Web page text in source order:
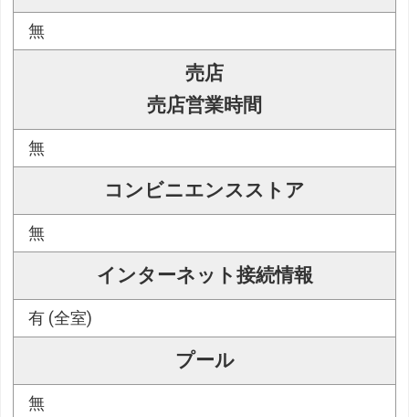
無
売店
売店営業時間
無
コンビニエンスストア
無
インターネット接続情報
有 (全室)
プール
無